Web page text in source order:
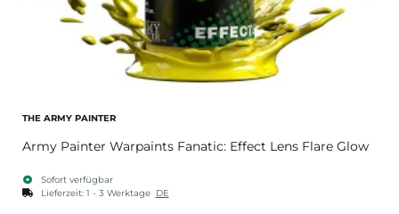
THE ARMY PAINTER
Army Painter Warpaints Fanatic: Effect Lens Flare Glow
Sofort verfügbar
Lieferzeit: 1 - 3 Werktage DE